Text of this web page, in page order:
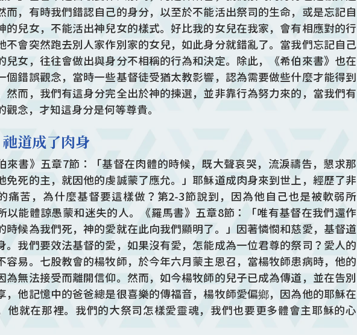
而，有時我們錯認自己的身分，以至於不能活出祭司的生命，或是忘記自
的兒女，不能活出神兒女的樣式。好比我的女兒在我家，會有相應對的行
不會突然跑去別人家作別家的女兒，如此身分就錯亂了。當我們忘記自己
兒女，往往會做出與身分不相稱的行為和決定。除此，《希伯來書》也在
個錯誤觀念，當時一些基督徒受猶太教影響，認為需要做些什麼才能得到
然而，我們有這身分完全出於神的揀選，並非靠行為努力來的，當我們有
觀念，才知這身分是何等尊貴。
道成了肉身
來書》五章7節：「基督在肉體的時候，既大聲哀哭，流淚禱告，懇求那
免死的主，就因他的虔誠蒙了應允。」耶穌道成肉身來到世上，經歷了非
痛苦，為什麼基督要這樣做？第2-3節說到，因為他自己也是被軟弱所
以能體諒愚蒙和迷失的人。《羅馬書》五章8節：「唯有基督在我們還作
時候為我們死，神的愛就在此向我們顯明了。」因著憐憫和慈愛，基督道
。我們要效法基督的愛，如果沒有愛，怎能成為一位君尊的祭司？愛人的
容易。七股教會的楊牧師，於今年六月蒙主恩召，當楊牧師患病時，他的
為無法接受而離開信仰。然而，如今楊牧師的兒子已成為傳道，並在告別
，他記憶中的爸爸總是很喜樂的傳福音，楊牧師愛偏鄉，因為他的耶穌在
他就在那裡。我們的大祭司怎樣愛靈魂，我們也要更多體會主耶穌的心